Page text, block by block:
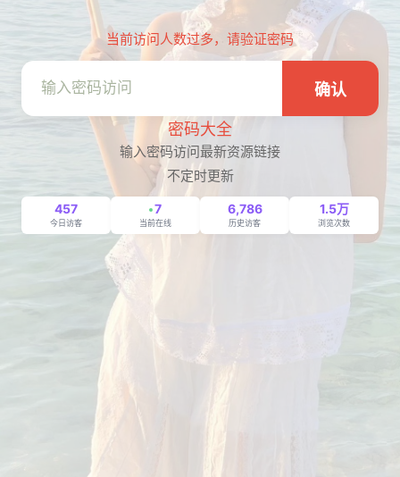
当前访问人数过多，请验证密码
确认
密码大全
输入密码访问最新资源链接
不定时更新
457
今日访客
7
当前在线
6,786
历史访客
1.5万
浏览次数